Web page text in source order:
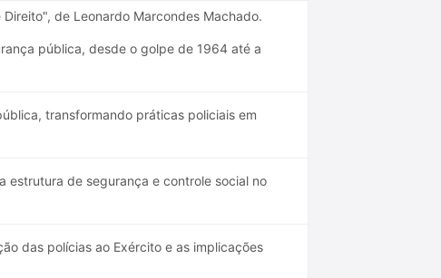
de Leonardo Marcondes Machado.
pública, desde o golpe de 1964 até a
transformando práticas policiais em
estrutura de segurança e controle social no
das polícias ao Exército e as implicações